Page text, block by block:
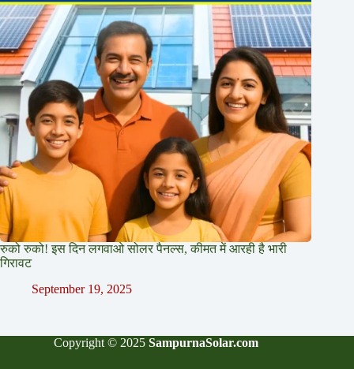
रुको रुको! इस दिन लगवाओ सोलर पैनल्स, कीमत में आरही है भारी
गिरावट
September 19, 2025
Copyright © 2025 SampurnaSolar.com